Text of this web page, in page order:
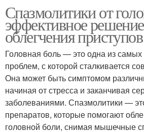
Спазмолитики от
эффективное
облегчения приступов
Головная боль — это одна из
проблем, с которой сталкивается
Она может быть симптомом
начиная от стресса и заканчивая
заболеваниями. Спазмолитики —
препаратов, которые помогают
головной боли, снимая мышечные